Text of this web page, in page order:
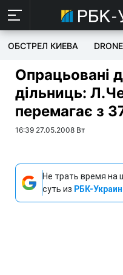
ОБСТРЕЛ КИЕВА
Опрацьовані
дільниць:
перемагає з
16:39 27.05.2008 Вт
Не трать время на
суть из РБК-